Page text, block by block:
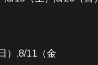
）,8/11（金